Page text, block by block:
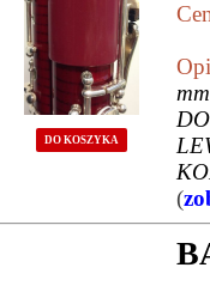
DO KOSZYKA
(